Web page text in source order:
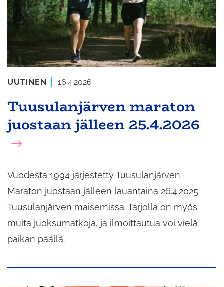
Tuusulanjärven maraton
juostaan jälleen 25.4.2026
UUTINEN 16.4.2026
Vuodesta 1994 järjestetty Tuusulanjärven
Maraton juostaan jälleen lauantaina 26.4.2025
Tuusulanjärven maisemissa. Tarjolla on myös
muita juoksumatkoja, ja ilmoittautua voi vielä
paikan päällä.